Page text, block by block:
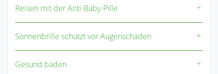
Reisen mit der Anti-Baby-Pille
Sonnenbrille schützt vor Augenschäden
Gesund baden